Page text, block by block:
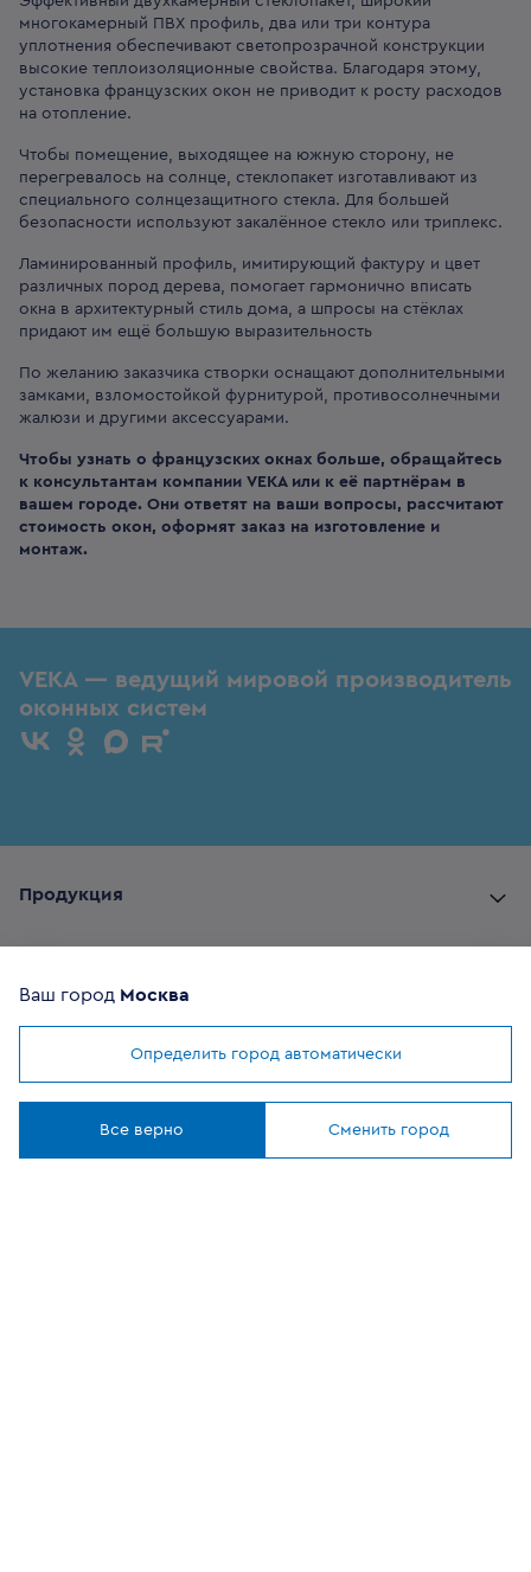
многокамерный ПВХ профиль, два или три контура
уплотнения обеспечивают светопрозрачной конструкции
высокие теплоизоляционные свойства. Благодаря этому,
установка французских окон не приводит к росту расходов
на отопление.
Чтобы помещение, выходящее на южную сторону, не
перегревалось на солнце, стеклопакет изготавливают из
специального солнцезащитного стекла. Для большей
безопасности используют закалённое стекло или триплекс.
Ламинированный профиль, имитирующий фактуру и цвет
различных пород дерева, помогает гармонично вписать
окна в архитектурный стиль дома, а шпросы на стёклах
придают им ещё большую выразительность
По желанию заказчика створки оснащают дополнительными
замками, взломостойкой фурнитурой, противосолнечными
жалюзи и другими аксессуарами.
Чтобы узнать о французских окнах больше, обращайтесь
к консультантам компании VEKA или к её партнёрам в
вашем городе. Они ответят на ваши вопросы, рассчитают
стоимость окон, оформят заказ на изготовление и
монтаж.
Мы используем cookies
VEKA — ведущий мировой производитель
оконных систем
Продукция
Где купить
Ваш город Москва
Определить город автоматически
Все верно Сменить город